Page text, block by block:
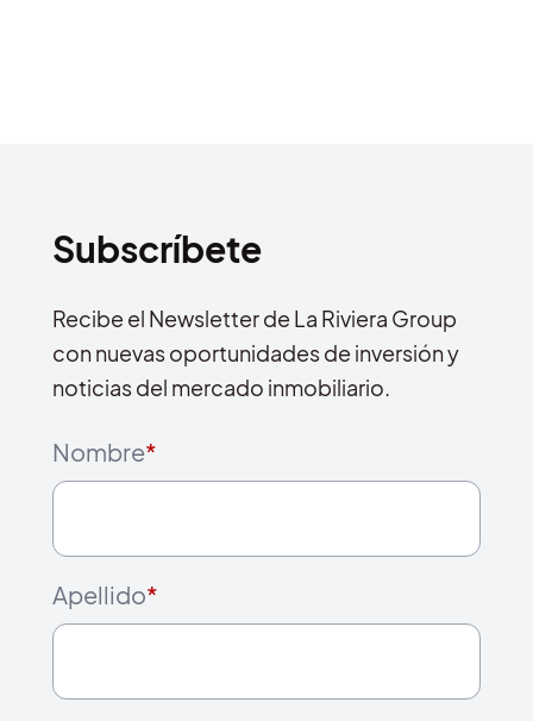
Subscríbete
Recibe el Newsletter de La Riviera Group
con nuevas oportunidades de inversión y
noticias del mercado inmobiliario.
Nombre*
Apellido*